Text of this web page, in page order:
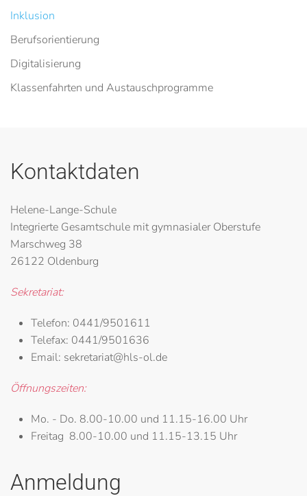
Inklusion
Berufsorientierung
Digitalisierung
Klassenfahrten und Austauschprogramme
Kontaktdaten
Helene-Lange-Schule
Integrierte Gesamtschule mit gymnasialer Oberstufe
Marschweg 38
26122 Oldenburg
Sekretariat:
Telefon: 0441/9501611
Telefax: 0441/9501636
Email: sekretariat@hls-ol.de
Öffnungszeiten:
Mo. - Do. 8.00-10.00 und 11.15-16.00 Uhr
Freitag 8.00-10.00 und 11.15-13.15 Uhr
Anmeldung